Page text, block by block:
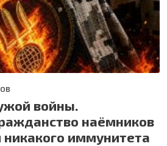
войны.
наёмников
иммунитета